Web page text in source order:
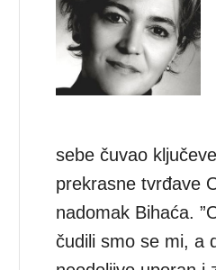
sebe čuvao
prekrasne tvrđave
nadomak Bihaća.
čudili smo se mi, a